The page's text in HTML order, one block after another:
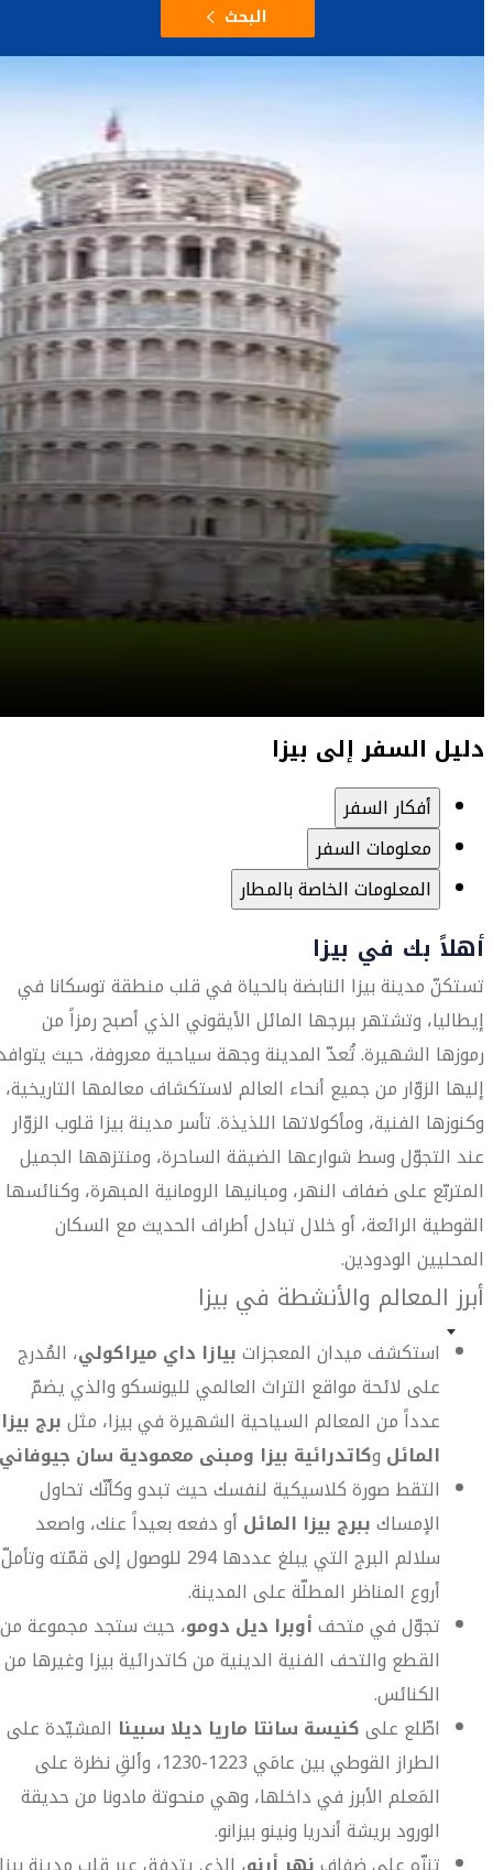
البحث
دليل السفر إلى بيزا
أفكار السفر
معلومات السفر
المعلومات الخاصة بالمطار
أهلاً بك في بيزا
تستكنّ مدينة بيزا النابضة بالحياة في قلب منطقة توسكانا في
إيطاليا، وتشتهر ببرجها المائل الأيقوني الذي أصبح رمزاً من
رموزها الشهيرة. تُعدّ المدينة وجهة سياحية معروفة، حيث
إليها الزوّار من جميع أنحاء العالم لاستكشاف معالمها التاريخية،
وكنوزها الفنية، ومأكولاتها اللذيذة. تأسر مدينة بيزا قلوب الزوّار
عند التجوّل وسط شوارعها الضيقة الساحرة، ومنتزهها الجميل
المتربّع على ضفاف النهر، ومبانيها الرومانية المبهرة، وكنائسها
القوطية الرائعة، أو خلال تبادل أطراف الحديث مع السكان
المحليين الودودين.
أبرز المعالم والأنشطة في بيزا
استكشف ميدان المعجزاتبيازا داي ميراكولي، المُدرج
على لائحة مواقع التراث العالمي لليونسكو والذي يضمّ
عدداً من المعالم السياحية الشهيرة في بيزا، مثلبرج بيزا
المائل وكاتدرائية بيزا ومبنى معمودية سان جيوفاني
التقط صورة كلاسيكية لنفسك حيث تبدو وكأنّك تحاول
الإمساكببرج بيزا المائل أو دفعه بعيداً عنك، واصعد
سلالم البرج التي يبلغ عددها 294 للوصول إلى قمّته وتأملّ
أروع المناظر المطلّة على المدينة.
تجوّل في متحفأوبرا ديل دومو، حيث ستجد مجموعة من
القطع والتحف الفنية الدينية من كاتدرائية بيزا وغيرها من
الكنائس.
اطّلع علىكنيسة سانتا ماريا ديلا سبينا المشيّدة على
الطراز القوطي بين عامَي 1223-1230، وألقِ نظرة على
المَعلم الأبرز في داخلها، وهي منحوتة مادونا من حديقة
الورود بريشة أندريا ونينو بيزانو.